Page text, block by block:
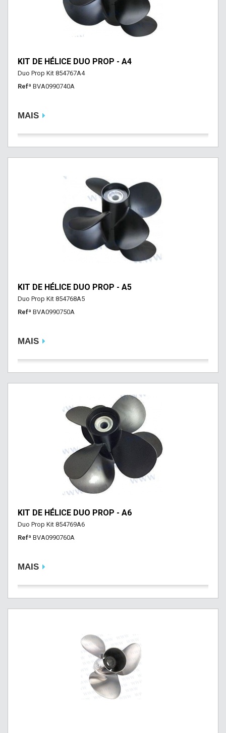
KIT DE HÉLICE DUO PROP - A4
Duo Prop Kit 854767A4
Refª BVA0990740A
MAIS
KIT DE HÉLICE DUO PROP - A5
Duo Prop Kit 854768A5
Refª BVA0990750A
MAIS
KIT DE HÉLICE DUO PROP - A6
Duo Prop Kit 854769A6
Refª BVA0990760A
MAIS